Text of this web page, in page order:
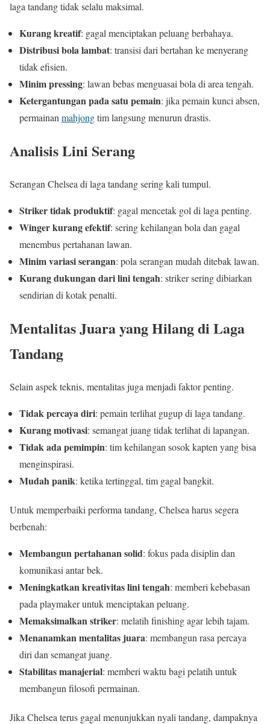
laga tandang tidak selalu maksimal.
Kurang kreatif: gagal menciptakan peluang berbahaya.
Distribusi bola lambat: transisi dari bertahan ke menyerang
tidak efisien.
Minim pressing: lawan bebas menguasai bola di area tengah.
Ketergantungan pada satu pemain: jika pemain kunci absen,
permainanmahjongtim langsung menurun drastis.
Analisis Lini Serang
Serangan Chelsea di laga tandang sering kali tumpul.
Striker tidak produktif: gagal mencetak gol di laga penting.
Winger kurang efektif: sering kehilangan bola dan gagal
menembus pertahanan lawan.
Minim variasi serangan: pola serangan mudah ditebak lawan.
Kurang dukungan dari lini tengah: striker sering dibiarkan
sendirian di kotak penalti.
Mentalitas Juara yang Hilang di Laga
Tandang
Selain aspek teknis, mentalitas juga menjadi faktor penting.
Tidak percaya diri: pemain terlihat gugup di laga tandang.
Kurang motivasi: semangat juang tidak terlihat di lapangan.
Tidak ada pemimpin: tim kehilangan sosok kapten yang bisa
menginspirasi.
Mudah panik: ketika tertinggal, tim gagal bangkit.
Untuk memperbaiki performa tandang, Chelsea harus segera
berbenah:
Membangun pertahanan solid: fokus pada disiplin dan
komunikasi antar bek.
Meningkatkan kreativitas lini tengah: memberi kebebasan
pada playmaker untuk menciptakan peluang.
Memaksimalkan striker: melatih finishing agar lebih tajam.
Menanamkan mentalitas juara: membangun rasa percaya
diri dan semangat juang.
Stabilitas manajerial: memberi waktu bagi pelatih untuk
membangun filosofi permainan.
Jika Chelsea terus gagal menunjukkan nyali tandang, dampaknya